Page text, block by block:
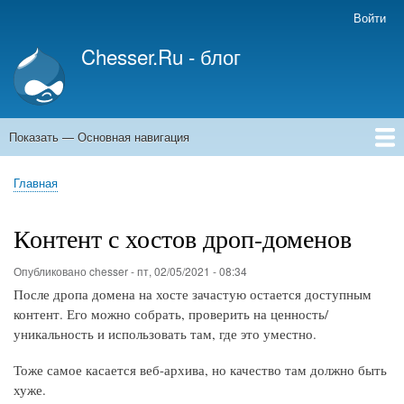
основному
содержанию
учётной
записи
пользователя
Войти
Chesser.Ru - блог
Основная
Показать — Основная навигация
Главная
Строка
Главная
Контент с хостов дроп-доменов
Опубликовано chesser-пт, 02/05/2021 - 08:34
После дропа домена на хосте зачастую остается доступным
контент. Его можно собрать, проверить на ценность/
уникальность и использовать там, где это уместно.
Тоже самое касается веб-архива, но качество там должно быть
хуже.